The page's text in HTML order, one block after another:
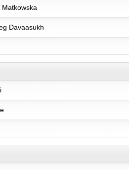
Matkowska
Davaasukh